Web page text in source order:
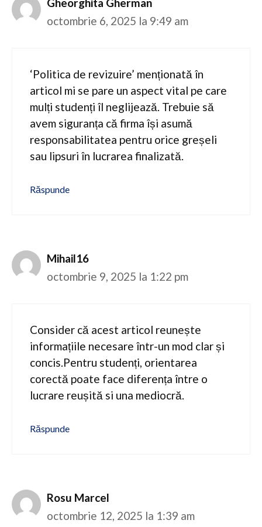
octombrie 6, 2025 la 9:49 am
‘Politica de revizuire’ menționată în
articol mi se pare un aspect vital pe care
mulți studenți îl neglijează. Trebuie să
avem siguranța că firma își asumă
responsabilitatea pentru orice greșeli
sau lipsuri în lucrarea finalizată.
Răspunde
Mihail16
octombrie 9, 2025 la 1:22 pm
Consider că acest articol reunește
informațiile necesare într-un mod clar și
concis.Pentru studenți, orientarea
corectă poate face diferența între o
lucrare reușită si una mediocră.
Răspunde
Rosu Marcel
octombrie 12, 2025 la 1:39 am